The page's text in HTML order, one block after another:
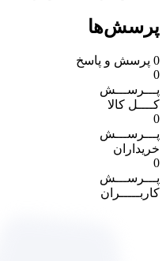
پرسش‌ها
0 پرسش و پاسخ
0
پـــرســـش
کــــل کالا
0
پـــرســـش
خریداران
0
پـــرســـش
کاربـــــران